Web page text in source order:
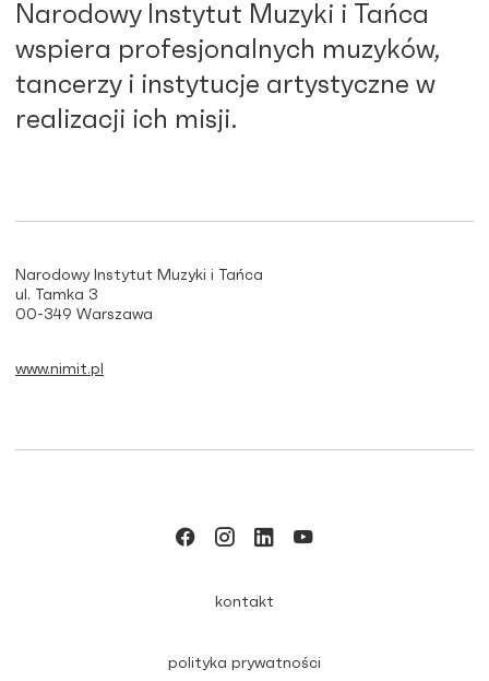
Narodowy Instytut Muzyki i Tańca
wspiera profesjonalnych muzyków,
tancerzy i instytucje artystyczne w
realizacji ich misji.
Narodowy Instytut Muzyki i Tańca
ul. Tamka 3
00-349 Warszawa
www.nimit.pl
kontakt
polityka prywatności